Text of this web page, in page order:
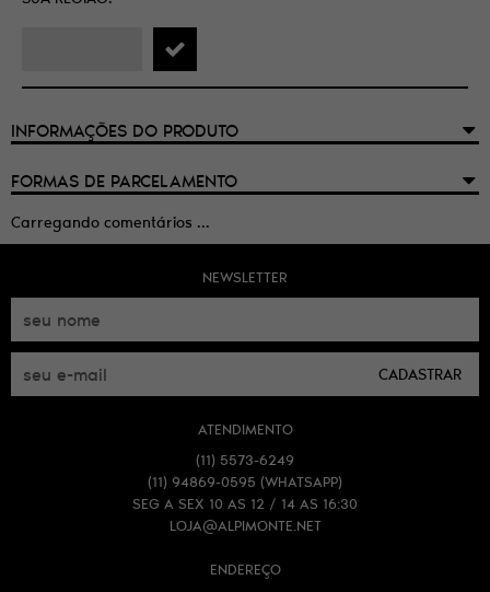
INFORMAÇÕES DO PRODUTO
FORMAS DE PARCELAMENTO
Carregando comentários ...
NEWSLETTER
CADASTRAR
ATENDIMENTO
(11) 5573-6249
(11) 94869-0595 (WHATSAPP)
SEG A SEX 10 AS 12 / 14 AS 16:30
LOJA@ALPIMONTE.NET
ENDEREÇO